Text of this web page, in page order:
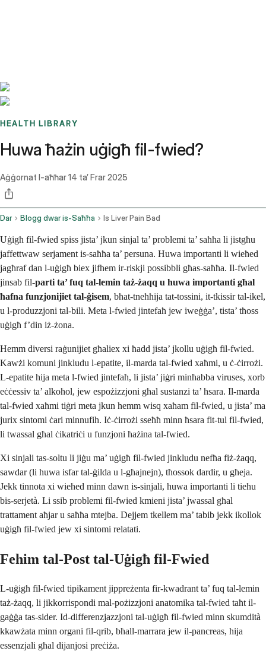
HEALTH LIBRARY
Huwa ħażin uġigħ fil-fwied?
Aġġornat l-aħħar14 ta’ Frar 2025
Dar Blogg dwar is-Saħħa Is Liver Pain Bad
Uġigħ fil-fwied spiss jista’ jkun sinjal ta’ problemi ta’ saħħa li jistgħu
jaffettwaw serjament is-saħħa ta’ persuna. Huwa importanti li wieħed
jagħraf dan l-uġigħ biex jifhem ir-riskji possibbli għas-saħħa. Il-fwied
jinsab fil-parti ta’ fuq tal-lemin taż-żaqq u huwa importanti għal
ħafna funzjonijiet tal-ġisem, bħat-tneħħija tat-tossini, it-tkissir tal-ikel,
u l-produzzjoni tal-bili. Meta l-fwied jintefaħ jew iweġġa’, tista’ tħoss
uġigħ f’din iż-żona.
Hemm diversi raġunijiet għaliex xi ħadd jista’ jkollu uġigħ fil-fwied.
Kawżi komuni jinkludu l-epatite, il-marda tal-fwied xaħmi, u ċ-ċirrożi.
L-epatite hija meta l-fwied jintefaħ, li jista’ jiġri minħabba viruses, xorb
eċċessiv ta’ alkoħol, jew espożizzjoni għal sustanzi ta’ ħsara. Il-marda
tal-fwied xaħmi tiġri meta jkun hemm wisq xaħam fil-fwied, u jista’ ma
jurix sintomi ċari minnufih. Iċ-ċirrożi sseħħ minn ħsara fit-tul fil-fwied,
li twassal għal ċikatriċi u funzjoni ħażina tal-fwied.
Xi sinjali tas-soltu li jiġu ma’ uġigħ fil-fwied jinkludu nefħa fiż-żaqq,
sawdar (li huwa isfar tal-ġilda u l-għajnejn), tħossok dardir, u għeja.
Jekk tinnota xi wieħed minn dawn is-sinjali, huwa importanti li tieħu
bis-serjetà. Li ssib problemi fil-fwied kmieni jista’ jwassal għal
trattament aħjar u saħħa mtejba. Dejjem tkellem ma’ tabib jekk ikollok
uġigħ fil-fwied jew xi sintomi relatati.
Fehim tal-Post tal-Uġigħ fil-Fwied
L-uġigħ fil-fwied tipikament jippreżenta fir-kwadrant ta’ fuq tal-lemin
taż-żaqq, li jikkorrispondi mal-pożizzjoni anatomika tal-fwied taħt il-
gaġġa tas-sider. Id-differenzjazzjoni tal-uġigħ fil-fwied minn skumdità
kkawżata minn organi fil-qrib, bħall-marrara jew il-pancreas, hija
essenzjali għal dijanjosi preċiża.